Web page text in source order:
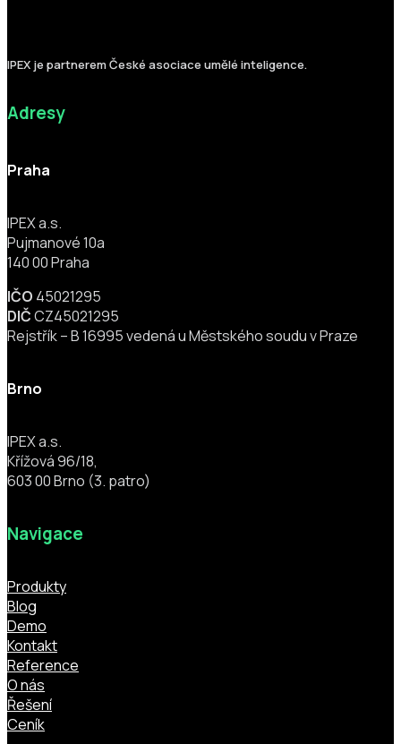
IPEX je partnerem České asociace umělé inteligence.
Adresy
Praha
IPEX a.s.
Pujmanové 10a
140 00 Praha
IČO 45021295
DIČCZ45021295
Rejstřík – B 16995 vedená u Městského soudu v Praze
Brno
IPEX a.s.
Křížová 96/18,
603 00 Brno (3. patro)
Navigace
Produkty
Blog
Demo
Kontakt
Reference
O nás
Řešení
Ceník